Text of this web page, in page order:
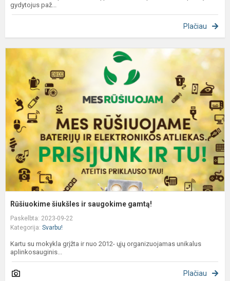
gydytojus paž...
Plačiau
Rūšiuokime šiukšles ir saugokime gamtą!
Paskelbta: 2023-09-22
Kategorija: Svarbu!
Kartu su mokykla grįžta ir nuo 2012- ųjų organizuojamas unikalus
aplinkosauginis...
Plačiau